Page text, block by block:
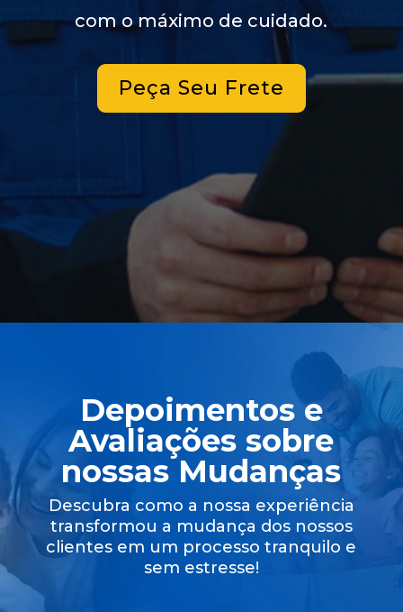
com o máximo de cuidado.
Peça Seu Frete
Depoimentos e
Avaliações sobre
nossas Mudanças
Descubra como a nossa experiência
transformou a mudança dos nossos
clientes em um processo tranquilo e
sem estresse!